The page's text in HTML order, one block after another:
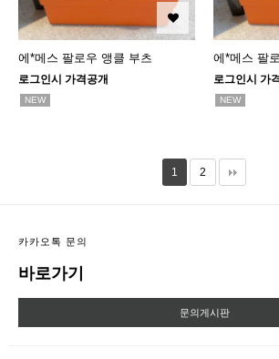
에*메스 팔로우 앵클 부츠
로그인시 가격공개
NEW
에*메스 팔
로그인시 가
NEW
1 2
카카오톡 문의
바로가기
문의게시판